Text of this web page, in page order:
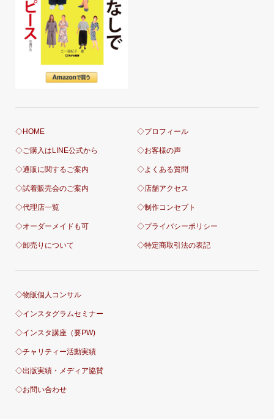
◇HOME
◇ご購入はLINE公式から
◇通販に関するご案内
◇試着販売会のご案内
◇代理店一覧
◇オーダーメイドも可
◇卸売りについて
◇プロフィール
◇お客様の声
◇よくある質問
◇店舗アクセス
◇制作コンセプト
◇プライバシーポリシー
◇特定商取引法の表記
◇物販個人コンサル
◇インスタグラムセミナー
◇インスタ講座（要PW)
◇チャリティー活動実績
◇出版実績・メディア協賛
◇お問い合わせ